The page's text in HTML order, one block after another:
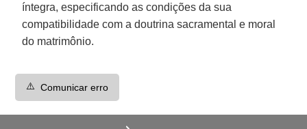
íntegra, especificando as condições da sua
compatibilidade com a doutrina sacramental e moral
do matrimônio.
⚠️ Comunicar erro